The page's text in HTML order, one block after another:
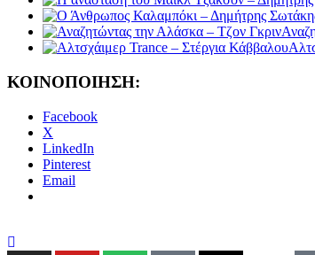
ΚΟΙΝΟΠΟΙΗΣΗ:
Facebook
X
LinkedIn
Pinterest
Email